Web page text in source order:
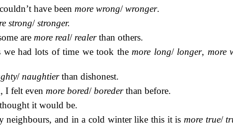
have been more wrong/wronger.
strong/stronger.
are more real/ realerthan others.
we had lots of time we took the more long/ longer, more
/ naughtierthan dishonest.
I felt even more bored/borederthan before.
it would be.
neighbours, and in a cold winter like this it is more true/